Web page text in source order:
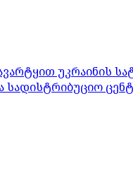
უკრაინის